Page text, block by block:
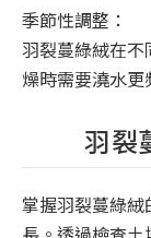
季節性調整：
羽裂蔓綠絨在
燥時需要澆水更
羽裂
掌握羽裂蔓綠